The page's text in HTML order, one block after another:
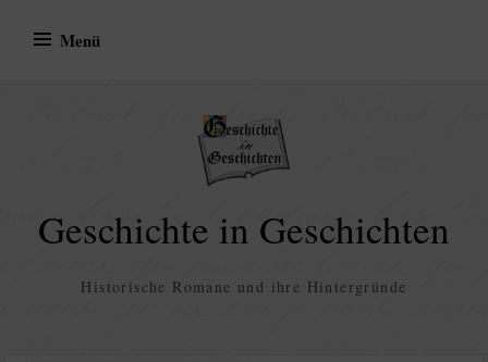
Inhalt
Menü
Geschichte in Geschichten
Historische Romane und ihre Hintergründe